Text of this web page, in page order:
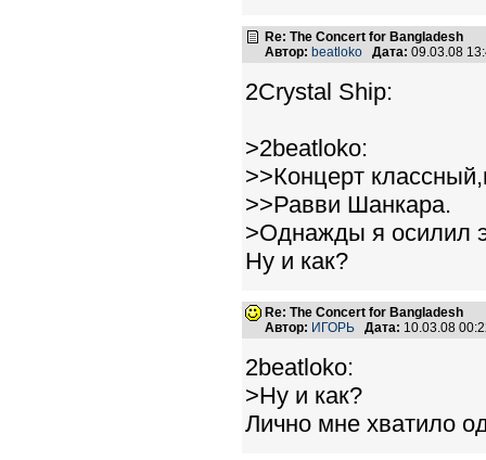
Re: The Concert for Bangladesh
Автор: beatloko Дата: 09.03.08
2Crystal Ship:
>2beatloko:
>>Концерт
>>Равви Шанкара.
>Однажды я осилил
Ну и как?
Re: The Concert for Bangladesh
Автор: ИГОРЬ Дата: 10.03.08
2beatloko:
>Ну и как?
Лично мне хватило